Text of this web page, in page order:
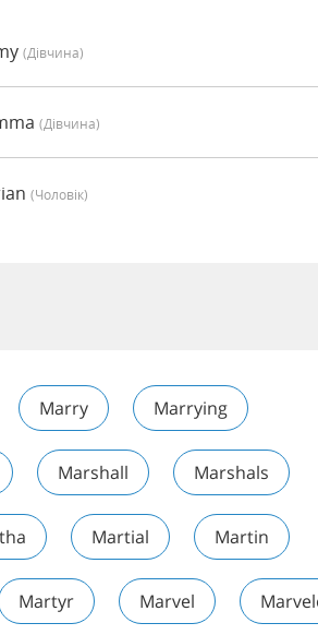
(дівчина)
(дівчина)
(чоловік)
Marry Marrying
Marshall Marshals
Martial Martin
Martyr Marvel